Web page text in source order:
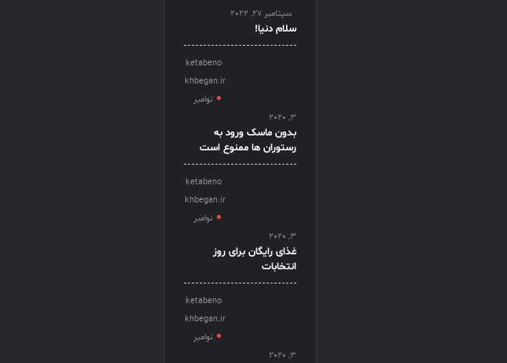
سپتامبر 27, 2022
سلام دنیا!
ketabeno
khbegan.ir
نوامبر
3, 2020
بدون ماسک ورود به
رستوران ها ممنوع است
ketabeno
khbegan.ir
نوامبر
3, 2020
غذای رایگان برای روز
انتخابات
ketabeno
khbegan.ir
نوامبر
3, 2020